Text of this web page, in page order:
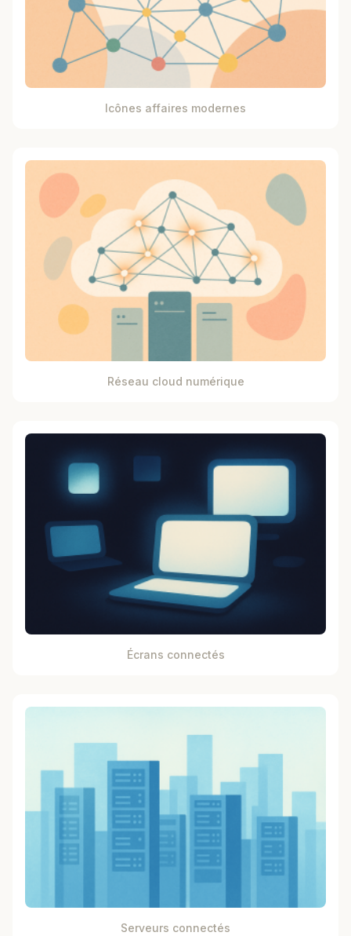
Icônes affaires modernes
Réseau cloud numérique
Écrans connectés
Serveurs connectés